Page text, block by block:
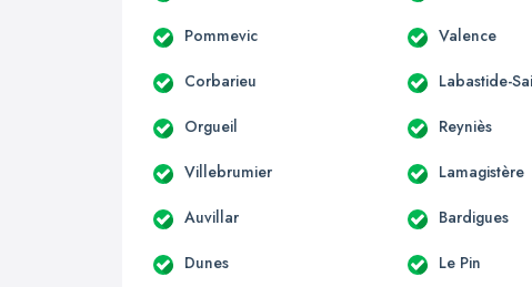
Pommevic Valence
Corbarieu Labastide-
Orgueil Reyniès
Villebrumier Lamagistère
Auvillar Bardigues
Dunes Le Pin